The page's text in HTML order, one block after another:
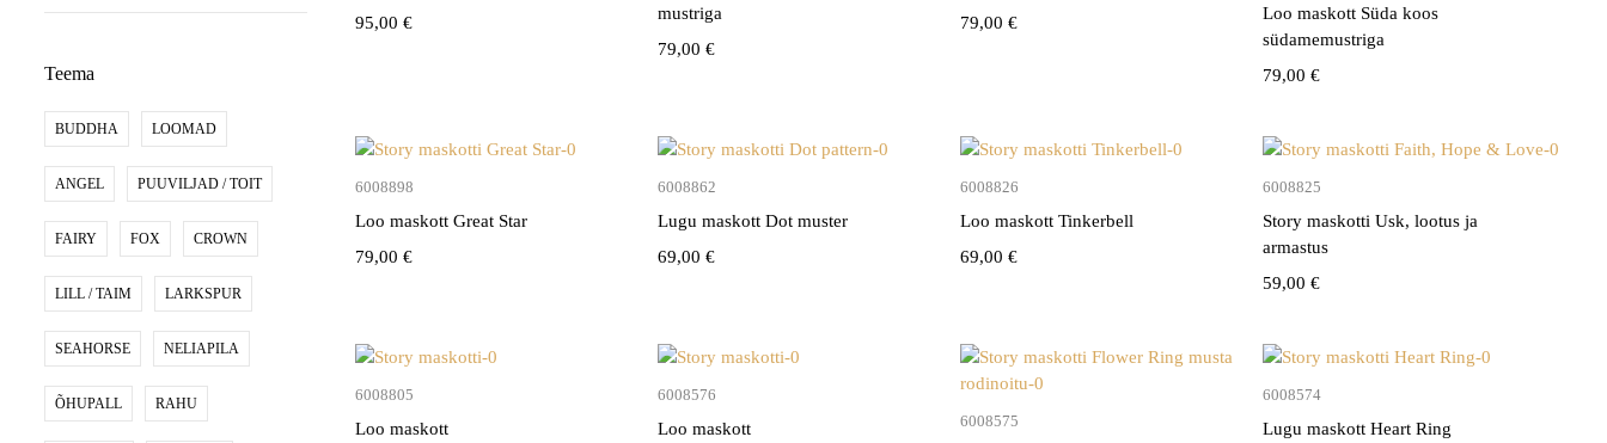
Teema
BUDDHA LOOMAD
ANGEL PUUVILJAD / TOIT
FAIRY FOX CROWN
LILL / TAIM LARKSPUR
SEAHORSE NELIAPILA
ÕHUPALL RAHU
95,00 €
mustriga
79,00 €
79,00 €
Loo maskott Süda koos
südamemustriga
79,00 €
6008898
Loo maskott Great Star
79,00 €
6008862
Lugu maskott Dot muster
69,00 €
6008826
Loo maskott Tinkerbell
69,00 €
6008825
Story maskotti Usk, lootus ja
armastus
59,00 €
6008805
Loo maskott
6008576
Loo maskott
6008575
6008574
Lugu maskott Heart Ring